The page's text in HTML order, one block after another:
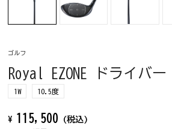
ゴルフ
Royal EZONE ドライバ
1W 10.5度
¥ 115,500 (税込)